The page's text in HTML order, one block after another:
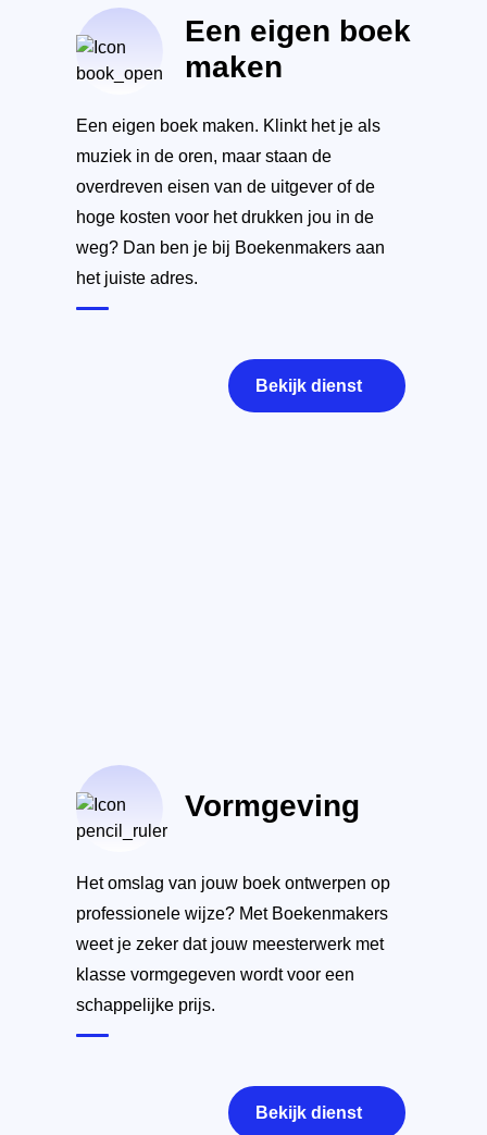
Een eigen boek
maken
Een eigen boek maken. Klinkt het je als
muziek in de oren, maar staan de
overdreven eisen van de uitgever of de
hoge kosten voor het drukken jou in de
weg? Dan ben je bij Boekenmakers aan
het juiste adres.
Bekijk dienst
Vormgeving
Het omslag van jouw boek ontwerpen op
professionele wijze? Met Boekenmakers
weet je zeker dat jouw meesterwerk met
klasse vormgegeven wordt voor een
schappelijke prijs.
Bekijk dienst